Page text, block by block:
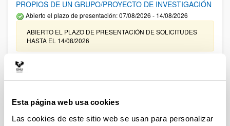
Esta página web usa cookies
Las cookies de este sitio web se usan para personalizar
PROPIOS DE UN GRUPO/PROYECTO DE INVESTIGACIÓN
Abierto el plazo de presentación: 07/08/2026 - 14/08/2026
ABIERTO EL PLAZO DE PRESENTACIÓN DE SOLICITUDES
HASTA EL 14/08/2026
Ayudas para financiación de la adquisición y renovación de
infraestructura científica y fondos bibliográficos en la
Trámite abierto
25/03/2026: Corrección de errores del listado provisional de
solicitudes admitidas y excluidas. 23/03/2026: Relación